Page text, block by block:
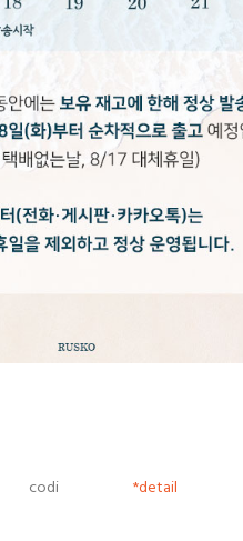
codi *detail